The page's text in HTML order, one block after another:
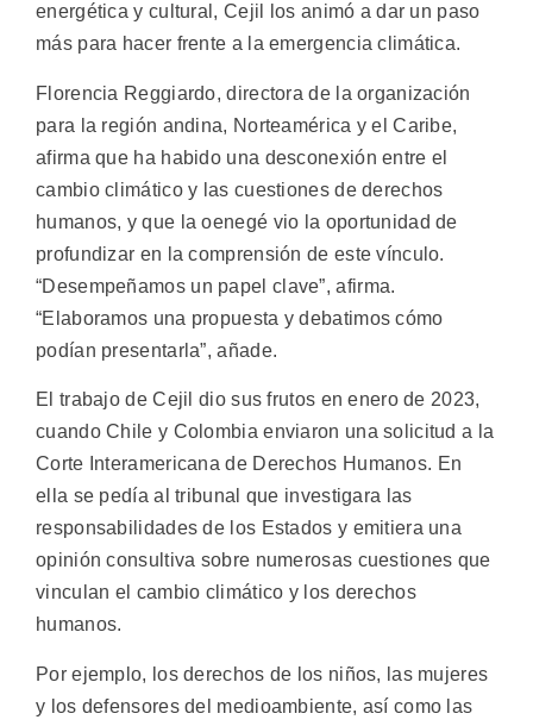
energética y cultural, Cejil los animó a dar un paso
más para hacer frente a la emergencia climática.
Florencia Reggiardo, directora de la organización
para la región andina, Norteamérica y el Caribe,
afirma que ha habido una desconexión entre el
cambio climático y las cuestiones de derechos
humanos, y que la oenegé vio la oportunidad de
profundizar en la comprensión de este vínculo.
“Desempeñamos un papel clave”, afirma.
“Elaboramos una propuesta y debatimos cómo
podían presentarla”, añade.
El trabajo de Cejil dio sus frutos en enero de 2023,
cuando Chile y Colombia enviaron una solicitud a la
Corte Interamericana de Derechos Humanos. En
ella se pedía al tribunal que investigara las
responsabilidades de los Estados y emitiera una
opinión consultiva sobre numerosas cuestiones que
vinculan el cambio climático y los derechos
humanos.
Por ejemplo, los derechos de los niños, las mujeres
y los defensores del medioambiente, así como las